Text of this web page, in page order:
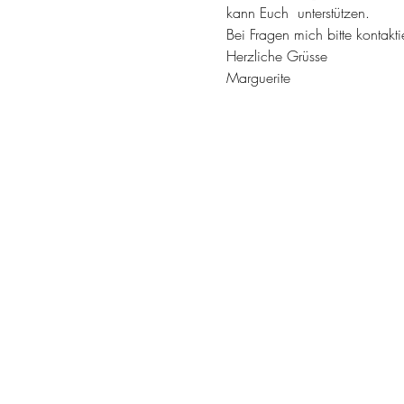
kann Euch  unterstützen.
Bei Fragen mich bitte
Herzliche Grüsse
Marguerite